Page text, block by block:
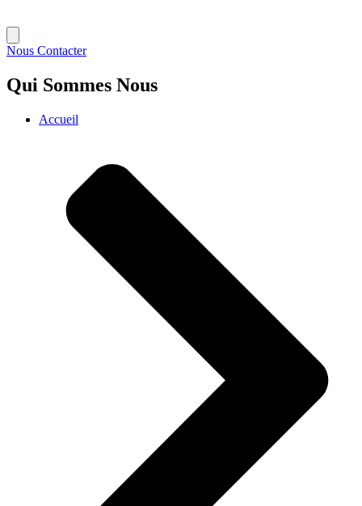
Nous Contacter
Qui Sommes Nous
Accueil